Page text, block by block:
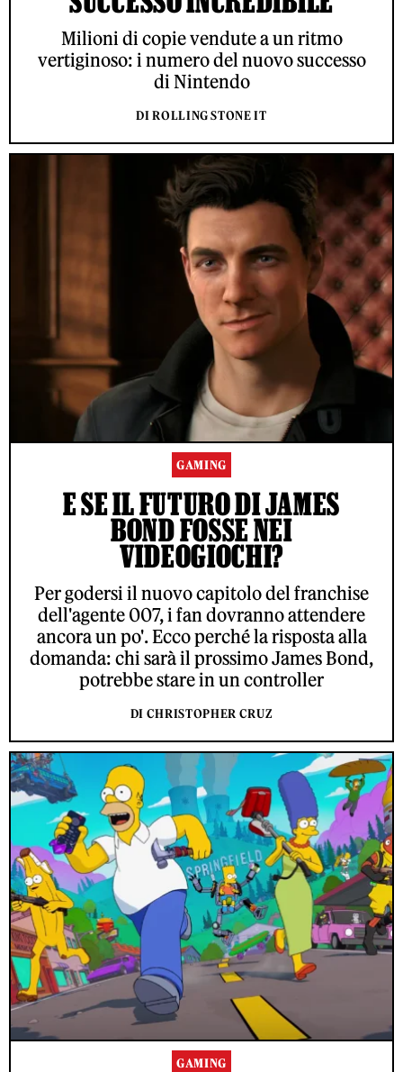
Milioni di copie vendute a un ritmo
vertiginoso: i numero del nuovo successo
di Nintendo
DI ROLLING STONE IT
GAMING
E SE IL FUTURO DI JAMES
BOND FOSSE NEI
VIDEOGIOCHI?
Per godersi il nuovo capitolo del franchise
dell'agente 007, i fan dovranno attendere
ancora un po'. Ecco perché la risposta alla
domanda: chi sarà il prossimo James Bond,
potrebbe stare in un controller
DI CHRISTOPHER CRUZ
GAMING